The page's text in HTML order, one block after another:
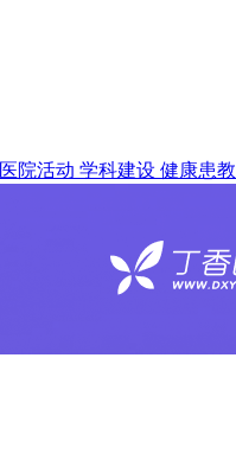
医院活动 学科建设 健康患教